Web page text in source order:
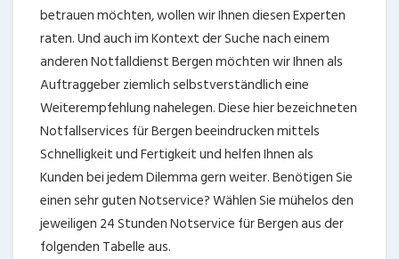
betrauen möchten, wollen wir Ihnen diesen Experten
raten. Und auch im Kontext der Suche nach einem
anderen Notfalldienst Bergen möchten wir Ihnen als
Auftraggeber ziemlich selbstverständlich eine
Weiterempfehlung nahelegen. Diese hier bezeichneten
Notfallservices für Bergen beeindrucken mittels
Schnelligkeit und Fertigkeit und helfen Ihnen als
Kunden bei jedem Dilemma gern weiter. Benötigen Sie
einen sehr guten Notservice? Wählen Sie mühelos den
jeweiligen 24 Stunden Notservice für Bergen aus der
folgenden Tabelle aus.